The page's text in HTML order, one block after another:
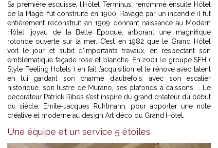
Sa première esquisse, l’Hôtel Terminus, renommé ensuite Hôtel
de la Plage, fut construite en 1900. Ravagé par un incendie il fut
entièrement reconstruit en 1909 donnant naissance au Modern
Hôtel, joyau de la Belle Epoque, arborant une magnifique
rotonde ouverte sur la mer. C’est en 1982 que le Grand Hôtel
voit le jour et subit d’importants travaux, en respectant son
emblématique façade rose et blanche. En 2001 le groupe SFH (
Style Feeling Hotels ) en fait l’acquisition et le rénove avec talent
en lui gardant son charme d’autrefois, avec son escalier
historique, son lustre de Murano, ses plafonds à caissons ... Le
décorateur Patrick Ribes s’est inspiré du grand créateur du début
du siècle, Emile-Jacques Ruhlmann, pour apporter une note
créative et moderne au design Art déco du Grand Hôtel.
Une équipe et un service 5 étoiles